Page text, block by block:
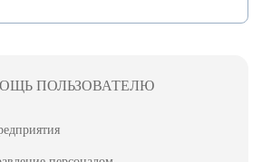
ПОЛЬЗОВАТЕЛЮ